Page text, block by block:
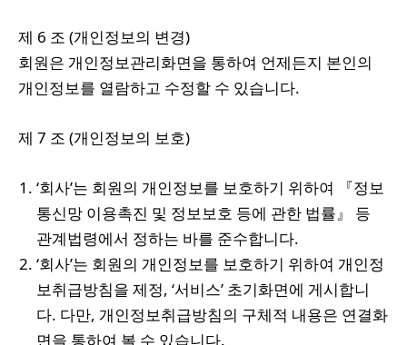
제 6 조 (개인정보의 변경)
회원은 개인정보관리화면을 통하여 언제든지 본인의
개인정보를 열람하고 수정할 수 있습니다.
제 7 조 (개인정보의 보호)
‘회사’는 회원의 개인정보를 보호하기 위하여 『정보
통신망 이용촉진 및 정보보호 등에 관한 법률』 등
관계법령에서 정하는 바를 준수합니다.
‘회사’는 회원의 개인정보를 보호하기 위하여 개인정
보취급방침을 제정, ‘서비스’ 초기화면에 게시합니
다. 다만, 개인정보취급방침의 구체적 내용은 연결화
면을 통하여 볼 수 있습니다.